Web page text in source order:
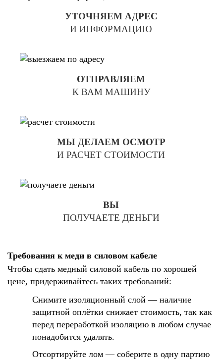
УТОЧНЯЕМ АДРЕС
И ИНФОРМАЦИЮ
ОТПРАВЛЯЕМ
К ВАМ МАШИНУ
МЫ ДЕЛАЕМ ОСМОТР
И РАСЧЕТ СТОИМОСТИ
ВЫ
ПОЛУЧАЕТЕ ДЕНЬГИ
Требования к меди в силовом кабеле
Чтобы сдать медный силовой кабель по хорошей
цене, придерживайтесь таких требований:
Снимите изоляционный слой — наличие
защитной оплётки снижает стоимость, так как
перед переработкой изоляцию в любом случае
понадобится удалять.
Отсортируйте лом — соберите в одну партию